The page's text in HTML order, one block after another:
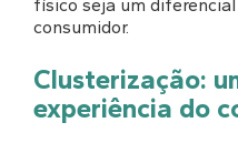
físico seja um
consumidor.
Clusterização:
experiência do